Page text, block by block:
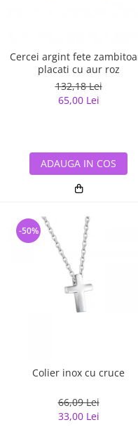
Cercei argint fete
placati cu aur roz
132,18 Lei
65,00 Lei
ADAUGA IN COS
Colier inox cu cruce
66,09 Lei
33,00 Lei
-50%